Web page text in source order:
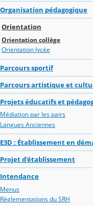
Organisation pédagogique
Orientation
Orientation collège
Orientation lycée
Parcours sportif
Parcours artistique et
Projets éducatifs et
Médiation par les pairs
Langues Anciennes
E3D : Établissement en
Projet d'établissement
Intendance
Menus
Règlementations du SRH